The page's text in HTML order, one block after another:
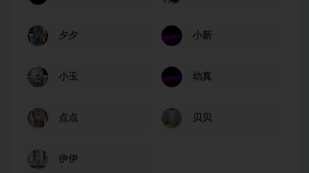
夕夕 小新
小玉 幼真
点点 贝贝
伊伊